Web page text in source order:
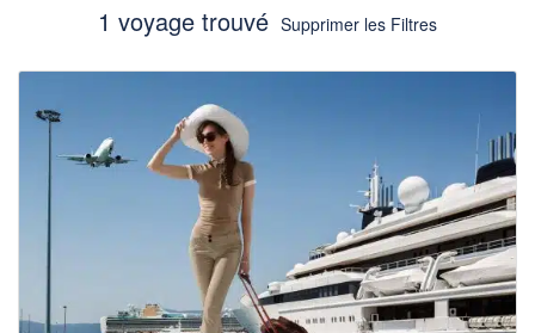
1 voyage trouvé Supprimer les Filtres